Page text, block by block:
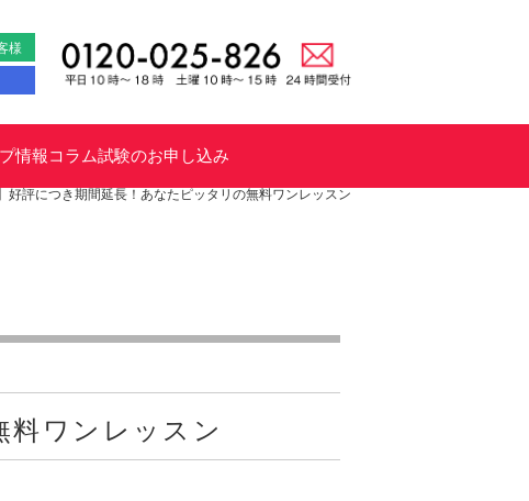
様
情報コラム試験のお申し込み
好評につき期間延長！あなたピッタリの無料ワンレッスン
料ワンレッスン